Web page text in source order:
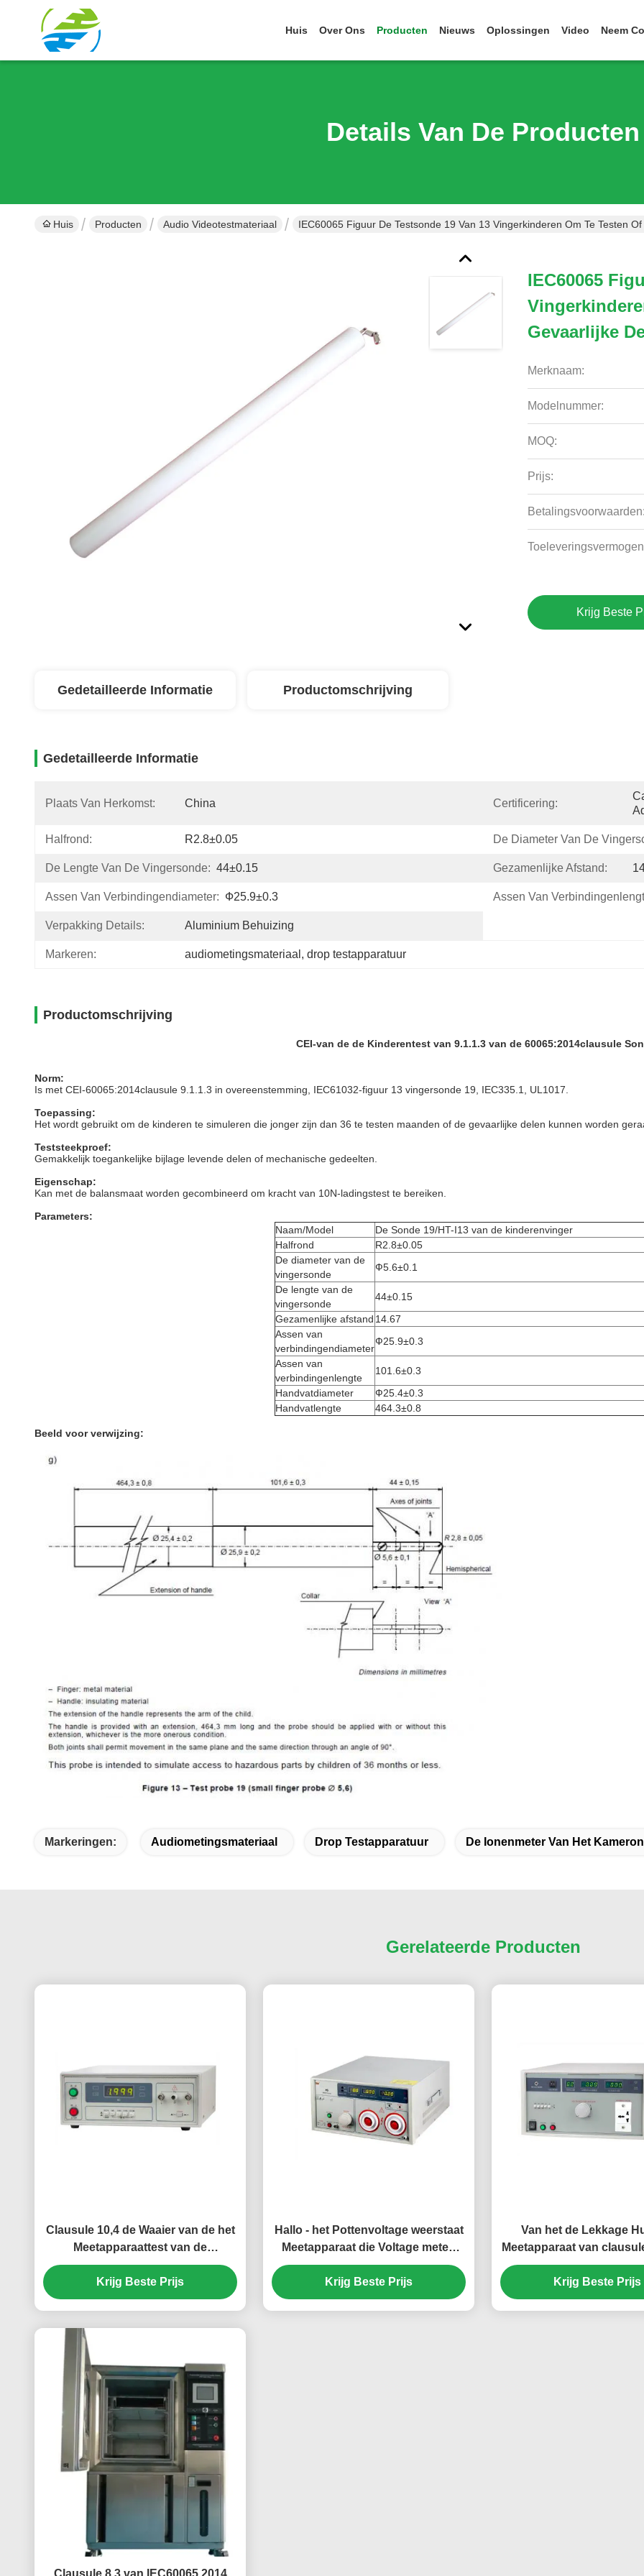
Huis Over Ons Producten Nieuws Oplossingen Video Neem
Details Van De Producten
Huis Producten Audio Videotestmateriaal IEC60065 Figuur De Testsonde 19 Van 13 Vingerkinderen Om Te Testen
IEC60065
Gevaarlijke
Merknaam:
Modelnummer:
MOQ:
Prijs:
Betalingsvoorwaarden:
Krijg Beste
Gedetailleerde Informatie Productomschrijving
Gedetailleerde Informatie
Plaats Van Herkomst: China Certificering:
Halfrond: R2.8±0.05 De Diameter Van De
De Lengte Van De Vingersonde: 44±0.15 Gezamenlijke Afstand:
Assen Van Verbindingendiameter: Ф25.9±0.3 Assen Van
Verpakking Details: Aluminium Behuizing
Markeren: audiometingsmateriaal , drop testapparatuur
Productomschrijving
CEI-van de de Kinderentest van 9.1.1.3 van de 60065:2014clausule
Norm:
Is met CEI-60065:2014clausule 9.1.1.3 in overeenstemming, IEC61032-figuur 13 vingersonde 19, IEC335.1, UL1017.
Toepassing:
Het wordt gebruikt om de kinderen te simuleren die jonger zijn dan 36 te testen maanden of de gevaarlijke delen kunnen worden
Teststeekproef:
Gemakkelijk toegankelijke bijlage levende delen of mechanische gedeelten.
Eigenschap:
Kan met de balansmaat worden gecombineerd om kracht van 10N-ladingstest te bereiken.
Parameters:
Naam/Model
De Sonde 19/HT-I13 van de kinderenvinger
Halfrond
R2.8±0.05
De diameter van de
vingersonde
Ф5.6±0.1
De lengte van de
vingersonde
44±0.15
Gezamenlijke afstand 14.67
Assen van
verbindingendiameter
Ф25.9±0.3
Assen van
verbindingenlengte
101.6±0.3
Handvatdiameter
Ф25.4±0.3
Handvatlengte
464.3±0.8
Beeld voor verwijzing:
Markeringen: Audiometingsmateriaal Drop Testapparatuur De Ionenmeter Van Het
Gerelateerde Producten
Clausule 10,4 de Waaier van de het
Meetapparaattest van de
Isolatieweerstand van 100kΩ-5TΩ
Krijg Beste Prijs
Hallo - het Pottenvoltage weerstaat
Meetapparaat die Voltage meten
weerstaat Sterkte
Krijg Beste Prijs
Van het de Lekkage
Meetapparaat van
de Outputstroom
Krijg Beste Prijs
Clausule 8,3 van IEC60065 2014